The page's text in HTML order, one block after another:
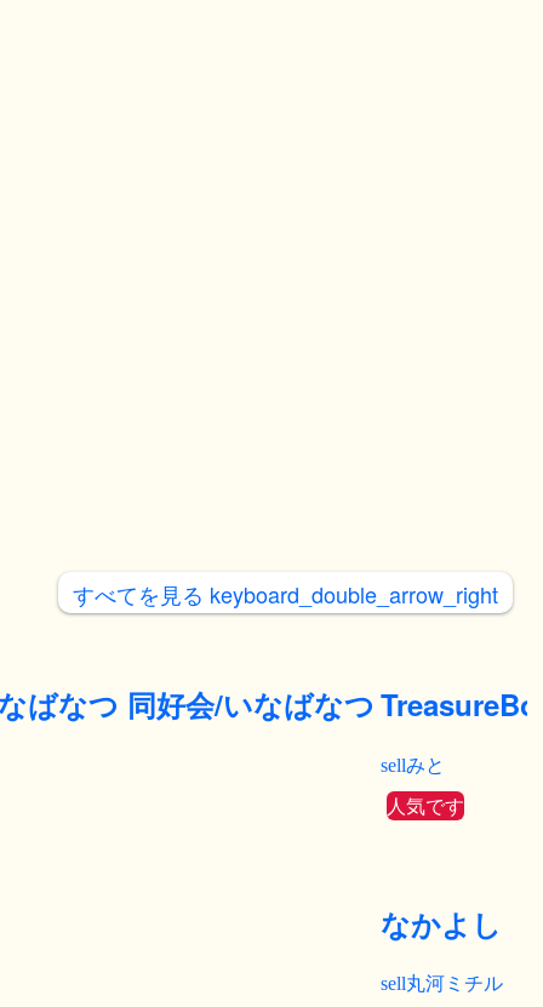
すべてを見る keyboard_double_arrow_right
ばなつ 同好会/いなばなつ
みと
人気です
なかよし
丸河ミチル